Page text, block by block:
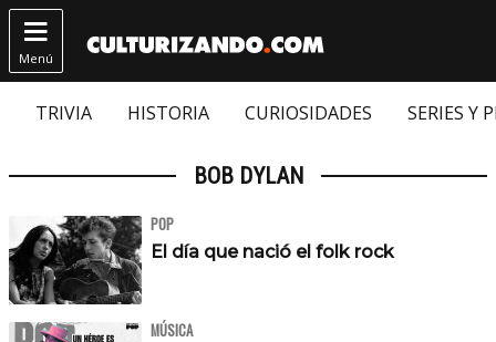

Menú
TRIVIA HISTORIA CURIOSIDADES SERIES Y
BOB DYLAN
POP
El día que nació el folk rock
MÚSICA